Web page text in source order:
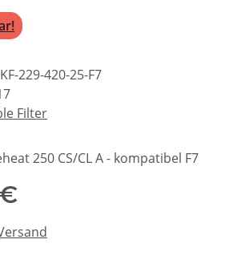
229-420-25-F7
Filter
250 CS/CL A - kompatibel F7